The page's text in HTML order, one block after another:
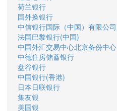
荷兰银行
国外换银行
中信银行国际（中国）有限公司
法国巴黎银行(中国)
中国外汇交易中心北京备份中心
中德住房储蓄银行
盘谷银行
中国银行(香港)
日本日联银行
集友银
美国银